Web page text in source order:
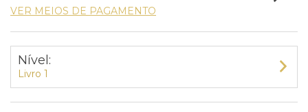
VER MEIOS DE PAGAMENTO
Nível:
Livro 1